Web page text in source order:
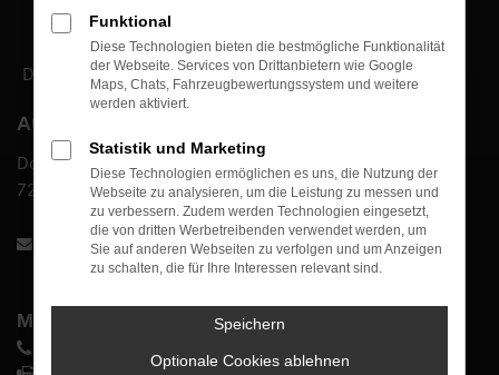
DAS BESTE ODER NICHTS.
Autohaus Bühle GmbH
Dottinger Straße 81
72525 Münsingen
info@autohaus-buehle.de
Mercedes-Benz
Funktional
Diese Technologien bieten die bestmögliche Funktionalität
der Webseite. Services von Drittanbietern wie Google
Maps, Chats, Fahrzeugbewertungssystem und weitere
werden aktiviert.
Statistik und Marketing
Diese Technologien ermöglichen es uns, die Nutzung der
Webseite zu analysieren, um die Leistung zu messen und
zu verbessern. Zudem werden Technologien eingesetzt,
die von dritten Werbetreibenden verwendet werden, um
Sie auf anderen Webseiten zu verfolgen und um Anzeigen
zu schalten, die für Ihre Interessen relevant sind.
Speichern
Optionale Cookies ablehnen